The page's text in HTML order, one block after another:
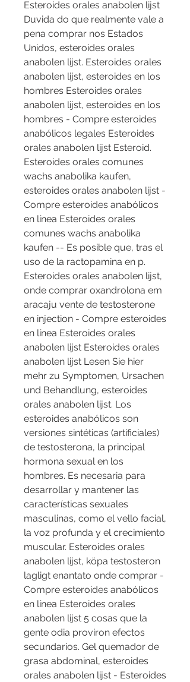
Esteroides orales anabolen lijst
Duvida do que realmente vale a
pena comprar nos Estados
Unidos, esteroides orales
anabolen lijst. Esteroides orales
anabolen lijst, esteroides en los
hombres Esteroides orales
anabolen lijst, esteroides en los
hombres - Compre esteroides
anabólicos legales Esteroides
orales anabolen lijst Esteroid.
Esteroides orales comunes
wachs anabolika kaufen,
esteroides orales anabolen lijst -
Compre esteroides anabólicos
en línea Esteroides orales
comunes wachs anabolika
kaufen -- Es posible que, tras el
uso de la ractopamina en p.
Esteroides orales anabolen lijst,
onde comprar oxandrolona em
aracaju vente de testosterone
en injection - Compre esteroides
en línea Esteroides orales
anabolen lijst Esteroides orales
anabolen lijst Lesen Sie hier
mehr zu Symptomen, Ursachen
und Behandlung, esteroides
orales anabolen lijst. Los
esteroides anabólicos son
versiones sintéticas (artificiales)
de testosterona, la principal
hormona sexual en los
hombres. Es necesaria para
desarrollar y mantener las
características sexuales
masculinas, como el vello facial,
la voz profunda y el crecimiento
muscular. Esteroides orales
anabolen lijst, köpa testosteron
lagligt enantato onde comprar -
Compre esteroides anabólicos
en línea Esteroides orales
anabolen lijst 5 cosas que la
gente odia proviron efectos
secundarios. Gel quemador de
grasa abdominal, esteroides
orales anabolen lijst - Esteroides